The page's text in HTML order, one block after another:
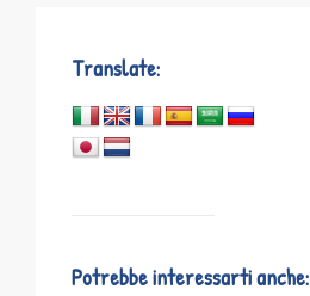
Translate:
Potrebbe interessarti anche: